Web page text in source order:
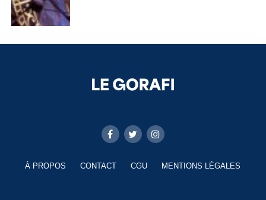
À PROPOS CONTACT CGU MENTIONS LÉGALES